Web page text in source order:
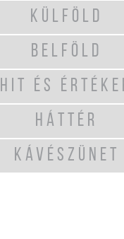
KÜLFÖLD
BELFÖLD
HIT ÉS
HÁTTÉR
KÁVÉSZÜNET